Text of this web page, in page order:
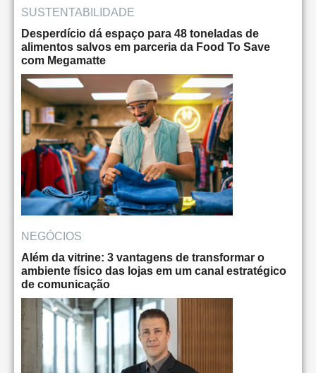
SUSTENTABILIDADE
Desperdício dá espaço para 48 toneladas de
alimentos salvos em parceria da Food To Save
com Megamatte
NEGÓCIOS
Além da vitrine: 3 vantagens de transformar o
ambiente físico das lojas em um canal estratégico
de comunicação